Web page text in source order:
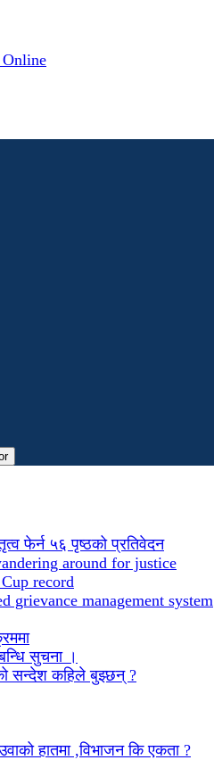
फेर्न ५६ पृष्ठको प्रतिवेदन
around for justice
record
grievance management system
सुचना ।
सन्देश कहिले बुझ्छन् ?
हातमा ,विभाजन कि एकता ?